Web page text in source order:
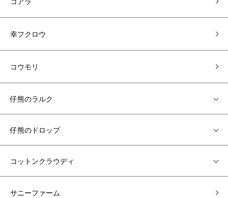
幸フクロウ
コウモリ
仔熊のラルク
仔熊のドロップ
コットンクラウディ
サニーファーム